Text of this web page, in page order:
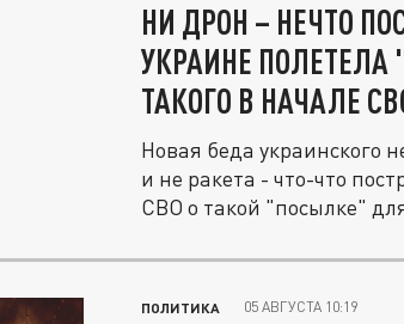
НИ ДРОН – НЕЧТО
УКРАИНЕ
ТАКОГО В НАЧАЛЕ
Новая беда украинского
и не ракета - что-что
СВО о такой "посылке"
ПОЛИТИКА 05 АВГУСТА 10:19